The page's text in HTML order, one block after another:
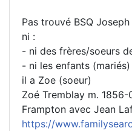
Pas trouvé BSQ
ni :
- ni des frères/soeurs
- ni les enfants
il a Zoe (soeur)
Zoé Tremblay m.
Frampton avec Jean
https://